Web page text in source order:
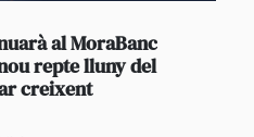
al MoraBanc
repte lluny del
creixent